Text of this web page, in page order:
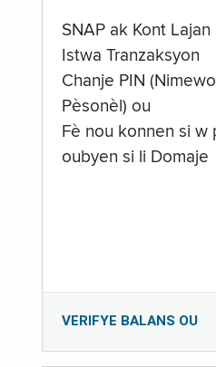
SNAP ak Kont Lajan
Istwa Tranzaksyon
Chanje PIN
Pèsonèl) ou
Fè nou konnen si w
oubyen si li Domaje
VERIFYE BALANS OU